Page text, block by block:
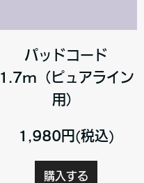
パッドコード
1.7m（ピュアライン
用）
1,980円(税込)
購入する